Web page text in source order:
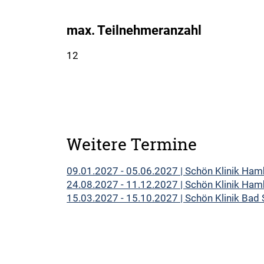
max. Teilnehmeranzahl
12
Weitere Termine
09.01.2027 - 05.06.2027 | Schön Klinik
24.08.2027 - 11.12.2027 | Schön Klinik
15.03.2027 - 15.10.2027 | Schön Klinik Bad